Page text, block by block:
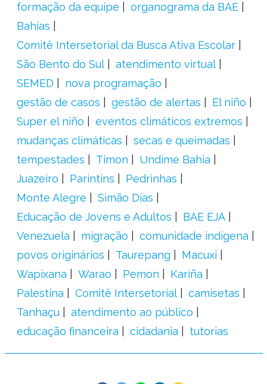
formação da equipe
organograma da BAE
Bahias
Comitê Intersetorial da Busca Ativa Escolar
São Bento do Sul
atendimento virtual
SEMED
nova programação
gestão de casos
gestão de alertas
El niño
Super el niño
eventos climáticos extremos
mudanças climáticas
secas e queimadas
tempestades
Timon
Undime Bahia
Juazeiro
Parintins
Pedrinhas
Monte Alegre
Simão Dias
Educação de Jovens e Adultos
BAE EJA
Venezuela
migração
comunidade indígena
povos originários
Taurepang
Macuxi
Wapixana
Warao Pemon
Kariña
Palestina
Comitê Intersetorial
camisetas
Tanhaçu
atendimento ao público
educação financeira
cidadania tutorias